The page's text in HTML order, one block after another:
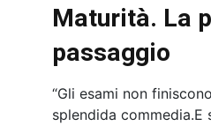
Maturità. La
passaggio
“Gli esami non
splendida